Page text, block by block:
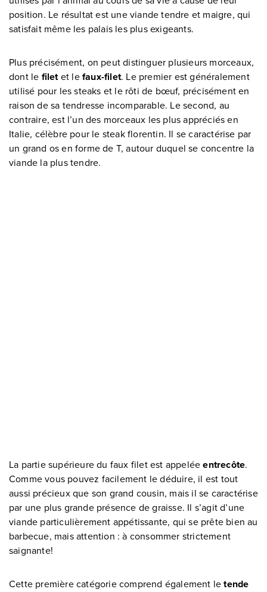
position. Le résultat est une viande tendre et maigre, qui
satisfait même les palais les plus exigeants.
Plus précisément, on peut distinguer plusieurs morceaux,
dont le filet et lefaux-filet. Le premier est généralement
utilisé pour les steaks et le rôti de bœuf, précisément en
raison de sa tendresse incomparable. Le second, au
contraire, est l’un des morceaux les plus appréciés en
Italie, célèbre pour le steak florentin. Il se caractérise par
un grand os en forme de T, autour duquel se concentre la
viande la plus tendre.
La partie supérieure du faux filet est appeléeentrecôte.
Comme vous pouvez facilement le déduire, il est tout
aussi précieux que son grand cousin, mais il se caractérise
par une plus grande présence de graisse. Il s’agit d’une
viande particulièrement appétissante, qui se prête bien au
barbecue, mais attention : à consommer strictement
saignante!
Cette première catégorie comprend également letende